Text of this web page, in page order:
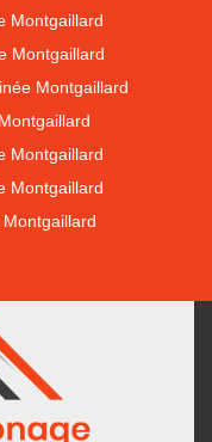
Montgaillard
Montgaillard
Montgaillard
Montgaillard
Montgaillard